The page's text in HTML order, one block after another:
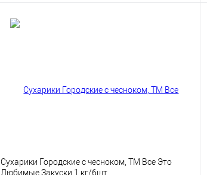
Сухарики Городские с чесноком, ТМ Все Это
Любимые Закуски 1 кг/6шт